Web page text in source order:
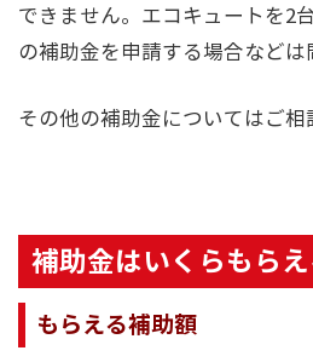
できません。エコキュートを2
の補助金を申請する場合などは
その他の補助金についてはご相
補助金はいくらもらえ
もらえる補助額